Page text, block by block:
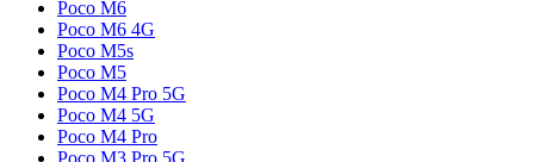
Poco M6
Poco M6 4G
Poco M5s
Poco M5
Poco M4 Pro 5G
Poco M4 5G
Poco M4 Pro
Poco M3 Pro 5G